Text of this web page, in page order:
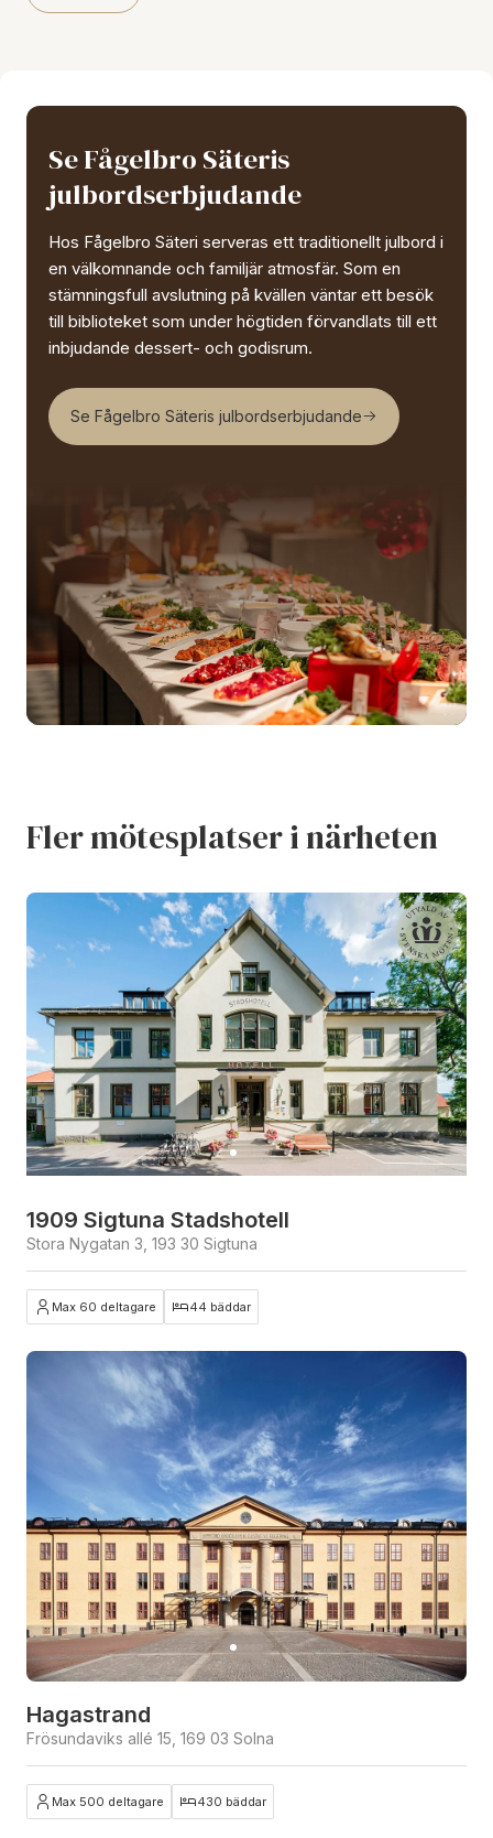
Se Fågelbro Säteris
julbordserbjudande
Hos Fågelbro Säteri serveras ett traditionellt julbord i
en välkomnande och familjär atmosfär. Som en
stämningsfull avslutning på kvällen väntar ett besök
till biblioteket som under högtiden förvandlats till ett
inbjudande dessert- och godisrum.
Se Fågelbro Säteris julbordserbjudande
Fler mötesplatser i närheten
1909 Sigtuna Stadshotell
Stora Nygatan 3, 193 30 Sigtuna
Max 60 deltagare 44 bäddar
Hagastrand
Frösundaviks allé 15, 169 03 Solna
Max 500 deltagare 430 bäddar